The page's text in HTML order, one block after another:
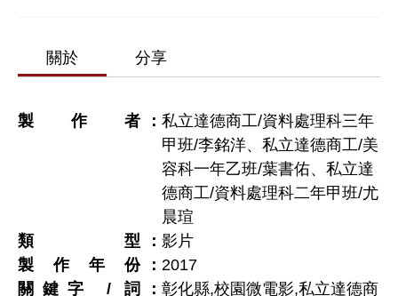
關於 分享
製作者
私立達德商工/資料處理科三年
甲班/李銘洋、私立達德商工/美
容科一年乙班/葉書佑、私立達
德商工/資料處理科二年甲班/尤
晨瑄
類型
影片
製作年份
2017
關鍵字 / 詞
彰化縣,校園微電影,私立達德商